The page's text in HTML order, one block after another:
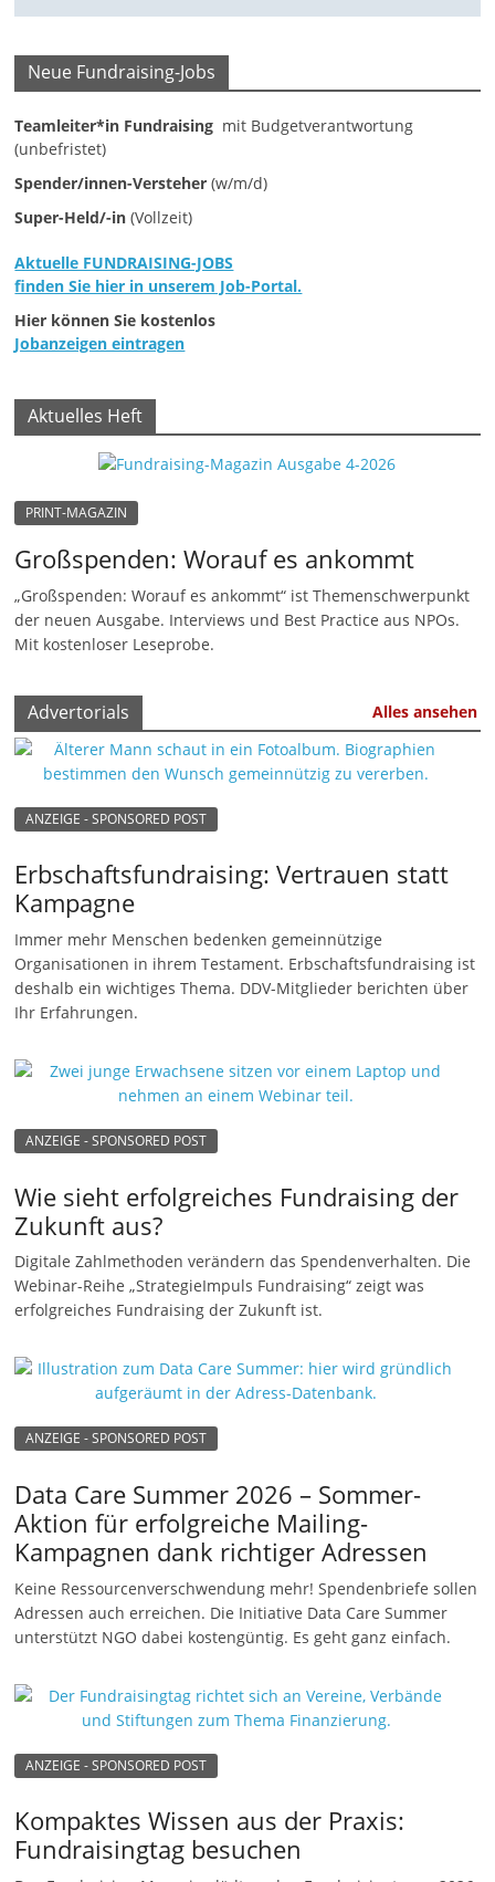
k
e
t
g
|
p
e
n
|
i
n
S
f
u
g
e
Neue Fundraising-Jobs
Teamleiter*in Fundraising mit Budgetverantwortung
(unbefristet)
Spender/innen-Versteher (w/m/d)
Super-Held/-in (Vollzeit)
Aktuelle FUNDRAISING-JOBS
finden Sie hier in unserem Job-Portal.
Hier können Sie kostenlos
Jobanzeigen eintragen
Aktuelles Heft
PRINT-MAGAZIN
Großspenden: Worauf es ankommt
„Großspenden: Worauf es ankommt“ ist Themenschwerpunkt
der neuen Ausgabe. Interviews und Best Practice aus NPOs.
Mit kostenloser Leseprobe.
Advertorials Alles ansehen
ANZEIGE - SPONSORED POST
Erbschaftsfundraising: Vertrauen statt
Kampagne
Immer mehr Menschen bedenken gemeinnützige
Organisationen in ihrem Testament. Erbschaftsfundraising ist
deshalb ein wichtiges Thema. DDV-Mitglieder berichten über
Ihr Erfahrungen.
ANZEIGE - SPONSORED POST
Wie sieht erfolgreiches Fundraising der
Zukunft aus?
Digitale Zahlmethoden verändern das Spendenverhalten. Die
Webinar-Reihe „StrategieImpuls Fundraising“ zeigt was
erfolgreiches Fundraising der Zukunft ist.
ANZEIGE - SPONSORED POST
Data Care Summer 2026 – Sommer-
Aktion für erfolgreiche Mailing-
Kampagnen dank richtiger Adressen
Keine Ressourcenverschwendung mehr! Spendenbriefe sollen
Adressen auch erreichen. Die Initiative Data Care Summer
unterstützt NGO dabei kostengüntig. Es geht ganz einfach.
ANZEIGE - SPONSORED POST
Kompaktes Wissen aus der Praxis:
Fundraisingtag besuchen